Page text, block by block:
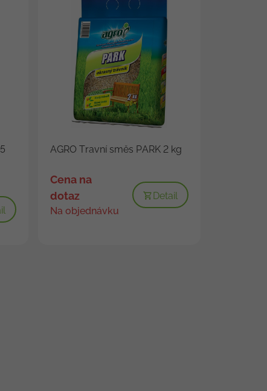
AGRO Travní směs PARK 2 kg
Cena na
dotaz
Na objednávku
Detail